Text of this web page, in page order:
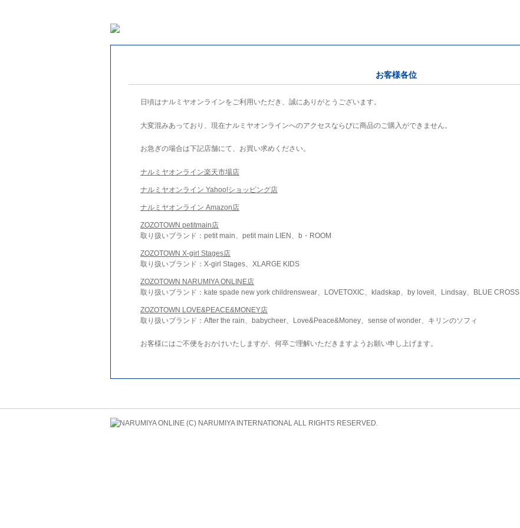
お客様各位
日頃はナルミヤオンラインをご利用いただき、誠にありがとうございます。
大変混みあっており、現在ナルミヤオンラインへのアクセスならびに商品のご購入ができません。
お急ぎの場合は下記店舗にて、お買い求めください。
ナルミヤオンライン楽天市場店
ナルミヤオンライン Yahoo!ショッピング店
ナルミヤオンライン Amazon店
ZOZOTOWN petitmain店
取り扱いブランド：petit main、petit main LIEN、b・ROOM
ZOZOTOWN X-girl Stages店
取り扱いブランド：X-girl Stages、XLARGE KIDS
ZOZOTOWN NARUMIYA ONLINE店
取り扱いブランド：kate spade new york childrenswear、LOVETOXIC、kladskap、by loveit、Lindsay、BLUE CROSS
ZOZOTOWN LOVE&PEACE&MONEY店
取り扱いブランド：After the rain、babycheer、Love&Peace&Money、sense of wonder、キリンのソフィ
お客様にはご不便をおかけいたしますが、何卒ご理解いただきますようお願い申し上げます。